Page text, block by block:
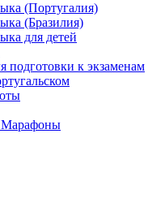
(Португалия)
(Бразилия)
для детей
подготовки к экзаменам
Марафоны